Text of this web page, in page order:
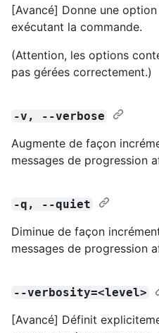
[Avancé] Donne une option
exécutant la commande.
(Attention, les options
pas gérées correctement.)
-v, --verbose
Augmente de façon
messages de progression
-q, --quiet
Diminue de façon
messages de progression
--verbosity=<level>
[Avancé] Définit